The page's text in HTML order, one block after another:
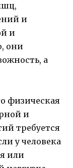
и
и
они
а
физическая
и
требуется
у человека
или